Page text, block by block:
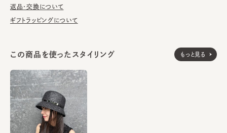
洗濯不可。汚れにつきましては、帽子が汚れてしまう前の対策と
※サイズ調節スベリ仕様（サイズを小さくする際は、調節テープを
可能性がございます。）
※天然素材の為、草の太さや色の出方・シルエットに多少の個体
差があります。
返品・交換について
ギフトラッピングについて
この商品を使ったスタイリング もっと見る